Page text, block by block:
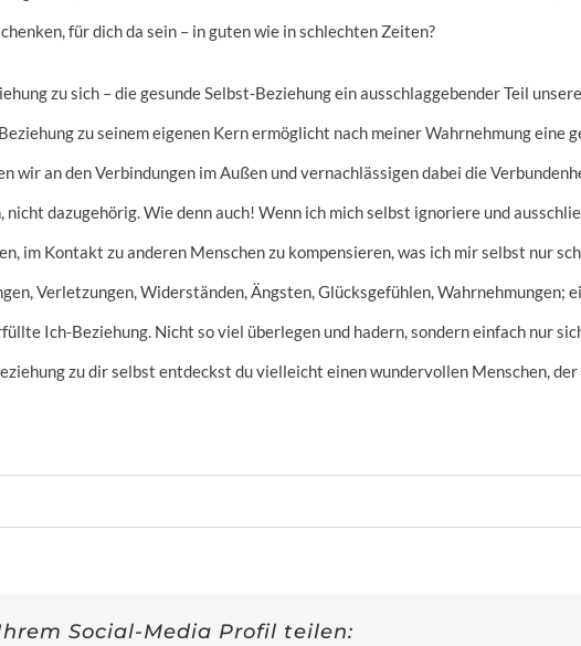
für dich da sein – in guten wie in schlechten Zeiten?
zu sich – die gesunde Selbst-Beziehung ein ausschlaggebender Teil
zu seinem eigenen Kern ermöglicht nach meiner Wahrnehmung eine
wir an den Verbindungen im Außen und vernachlässigen dabei die
nicht dazugehörig. Wie denn auch! Wenn ich mich selbst ignoriere und
im Kontakt zu anderen Menschen zu kompensieren, was ich mir selbst nur
Verletzungen, Widerständen, Ängsten, Glücksgefühlen, Wahrnehmungen;
Ich-Beziehung. Nicht so viel überlegen und hadern, sondern einfach nur
zu dir selbst entdeckst du vielleicht einen wundervollen Menschen,
Social-Media Profil teilen: